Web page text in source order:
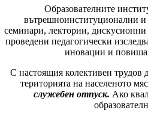
Образователните
вътрешноинституционални
семинари, лектории,
проведени педагогически
иновации и
С настоящия колективен
територията на населеното
служебен отпуск. Ако